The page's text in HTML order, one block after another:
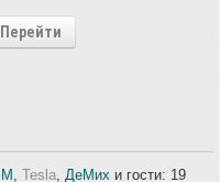
Перейти
Tesla ДеМих и гости: 19